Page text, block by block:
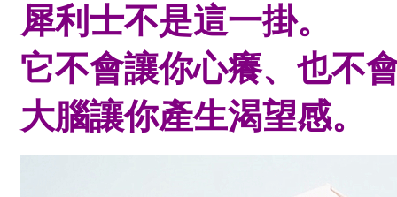
犀利士不是這一掛。
它不會讓你心癢、也不
大腦讓你產生渴望感。